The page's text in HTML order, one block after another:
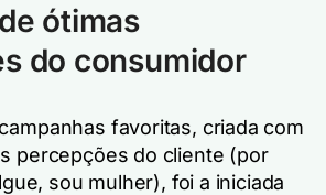
ótimas
do consumidor
favoritas, criada com
percepções do cliente (por
sou mulher), foi a iniciada